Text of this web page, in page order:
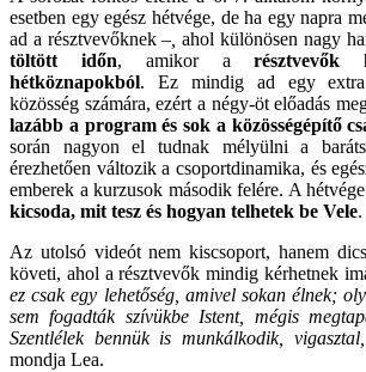
esetben egy egész hétvége, de ha egy napra
ad a résztvevőknek–, ahol különösen nagy
töltött időn, amikor arésztvevők
hétköznapokból. Ez mindig ad egy
közösség számára, ezért a négy-öt előadás
lazább a program és sok a közösségépítő
során nagyon el tudnak mélyülni a
érezhetően változik a csoportdinamika, és
emberek a kurzusok második felére. A
kicsoda, mit tesz és hogyan telhetek be Vele.
Az utolsó videót nem kiscsoport, hanem
követi, ahol a résztvevők mindig kérhetnek
ez csak egy lehetőség, amivel sokan élnek;
sem fogadták szívükbe Istent, mégis
Szentlélek bennük is munkálkodik,
mondja Lea.